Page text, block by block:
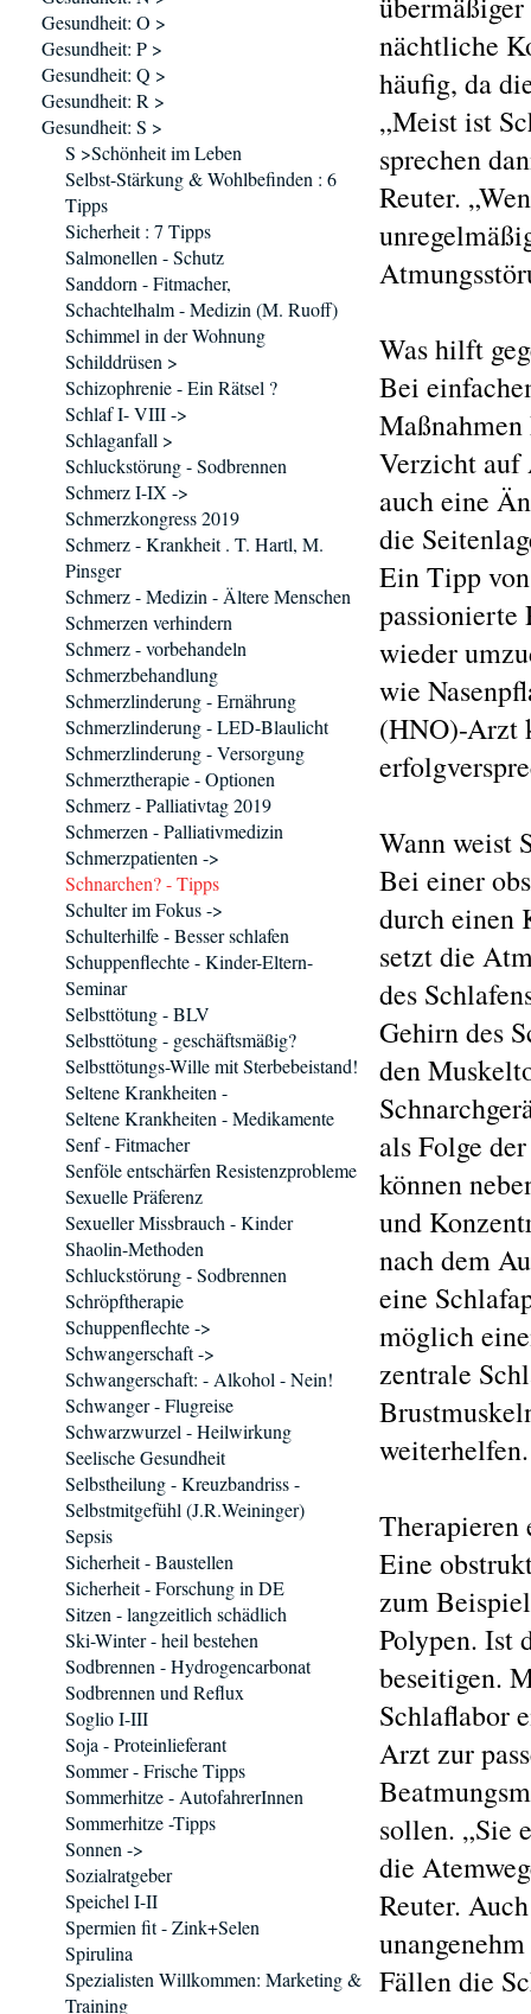
nächtliche
häufig, da
„Meist ist
sprechen
Reuter.
Was hilft
Bei
Verzicht auf
auch eine
die
Ein Tipp
passionierte
wieder
wie
(HNO)-Arzt
Wann weist
Bei einer
durch einen
setzt die
des
Gehirn des
den
als Folge
können
und
nach dem
eine
möglich
zentrale
weiterhelfen.
Therapieren
Eine
zum
Polypen. Ist
beseitigen.
Schlaflabor
Arzt zur
sollen. „Sie
die
Reuter.
Fällen die
Gesundheit: O >
Gesundheit: P >
Gesundheit: Q >
Gesundheit: R >
Gesundheit: S >
S >Schönheit im Leben
Selbst-Stärkung & Wohlbefinden : 6
Tipps
Sicherheit : 7 Tipps
Salmonellen - Schutz
Sanddorn - Fitmacher,
Schachtelhalm - Medizin (M. Ruoff)
Schimmel in der Wohnung
Schilddrüsen >
Schizophrenie - Ein Rätsel ?
Schlaf I- VIII ->
Schlaganfall >
Schluckstörung - Sodbrennen
Schmerz I-IX ->
Schmerzkongress 2019
Schmerz - Krankheit . T. Hartl, M.
Pinsger
Schmerz - Medizin - Ältere Menschen
Schmerzen verhindern
Schmerz - vorbehandeln
Schmerzbehandlung
Schmerzlinderung - Ernährung
Schmerzlinderung - LED-Blaulicht
Schmerzlinderung - Versorgung
Schmerztherapie - Optionen
Schmerz - Palliativtag 2019
Schmerzen - Palliativmedizin
Schmerzpatienten ->
Schnarchen? - Tipps
Schulter im Fokus ->
Schulterhilfe - Besser schlafen
Schuppenflechte - Kinder-Eltern-
Seminar
Selbsttötung - BLV
Selbsttötung - geschäftsmäßig?
Selbsttötungs-Wille mit Sterbebeistand!
Seltene Krankheiten -
Seltene Krankheiten - Medikamente
Senf - Fitmacher
Senföle entschärfen Resistenzprobleme
Sexuelle Präferenz
Sexueller Missbrauch - Kinder
Shaolin-Methoden
Schluckstörung - Sodbrennen
Schröpftherapie
Schuppenflechte ->
Schwangerschaft ->
Schwangerschaft: - Alkohol - Nein!
Schwanger - Flugreise
Schwarzwurzel - Heilwirkung
Seelische Gesundheit
Selbstheilung - Kreuzbandriss -
Selbstmitgefühl (J.R.Weininger)
Sepsis
Sicherheit - Baustellen
Sicherheit - Forschung in DE
Sitzen - langzeitlich schädlich
Ski-Winter - heil bestehen
Sodbrennen - Hydrogencarbonat
Sodbrennen und Reflux
Soglio I-III
Soja - Proteinlieferant
Sommer - Frische Tipps
Sommerhitze - AutofahrerInnen
Sommerhitze -Tipps
Sonnen ->
Sozialratgeber
Speichel I-II
Spermien fit - Zink+Selen
Spirulina
Spezialisten Willkommen: Marketing &
Training